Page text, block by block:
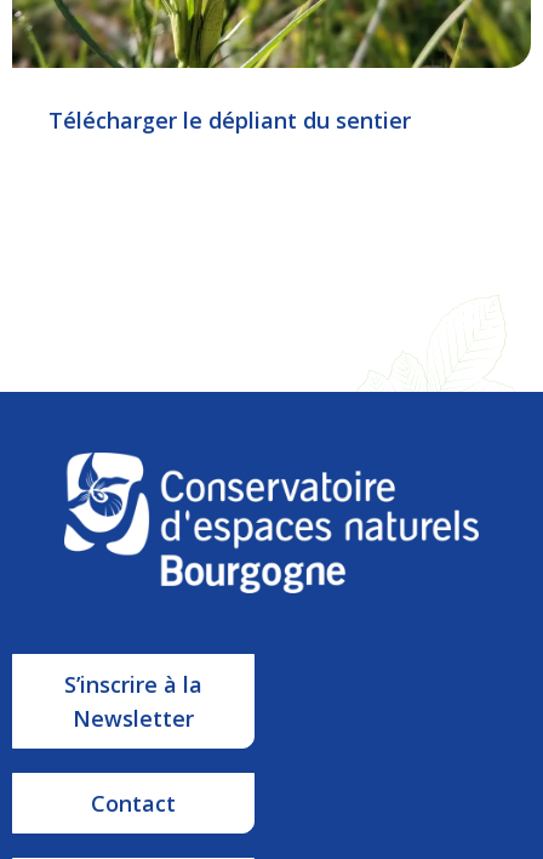
Télécharger le dépliant du sentier
S’inscrire à la
Newsletter
Contact